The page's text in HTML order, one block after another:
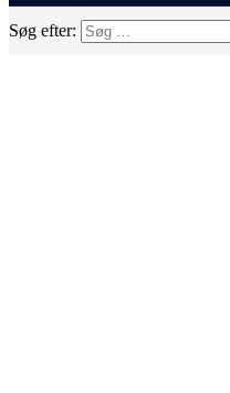
Søg efter: